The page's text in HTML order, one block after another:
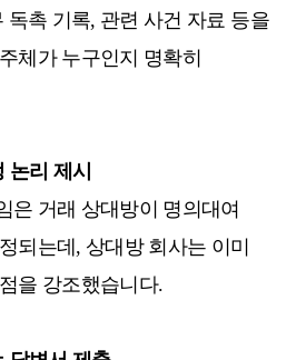
독촉 기록, 관련 사건 자료 등을
체가 누구인지 명확히
논리 제시
은 거래 상대방이 명의대여
되는데, 상대방 회사는 이미
을 강조했습니다.